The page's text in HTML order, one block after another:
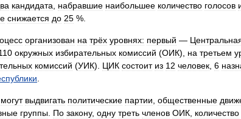
кандидата, набравшие наибольшее количество голосов
снижается до 25 %.
организован на трёх уровнях: первый —
окружных избирательных комиссий (ОИК), на третьем
комиссий (УИК). ЦИК состоит из 12 человек, 6
.
могут выдвигать политические партии, общественные
группы. По закону, одну треть членов ОИК, количество